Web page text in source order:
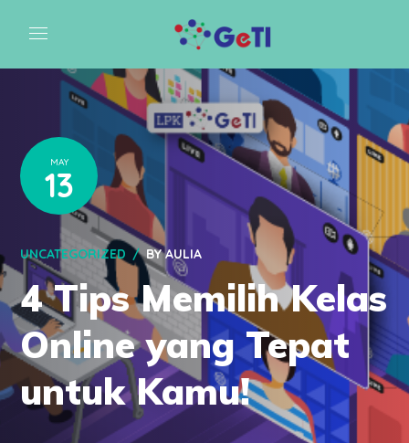
MAY
13
UNCATEGORIZED BYAULIA
4 Tips Memilih Kelas
Online yang Tepat
untuk Kamu!